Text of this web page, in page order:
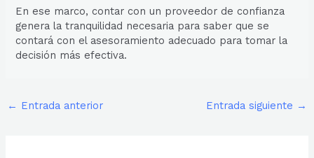
En ese marco, contar con un proveedor de confianza
genera la tranquilidad necesaria para saber que se
contará con el asesoramiento adecuado para tomar la
decisión más efectiva.
← Entrada anterior Entrada siguiente →